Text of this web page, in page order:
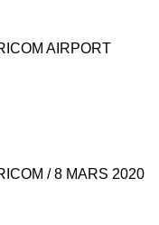
AIRPORT
/ 8 MARS 2020